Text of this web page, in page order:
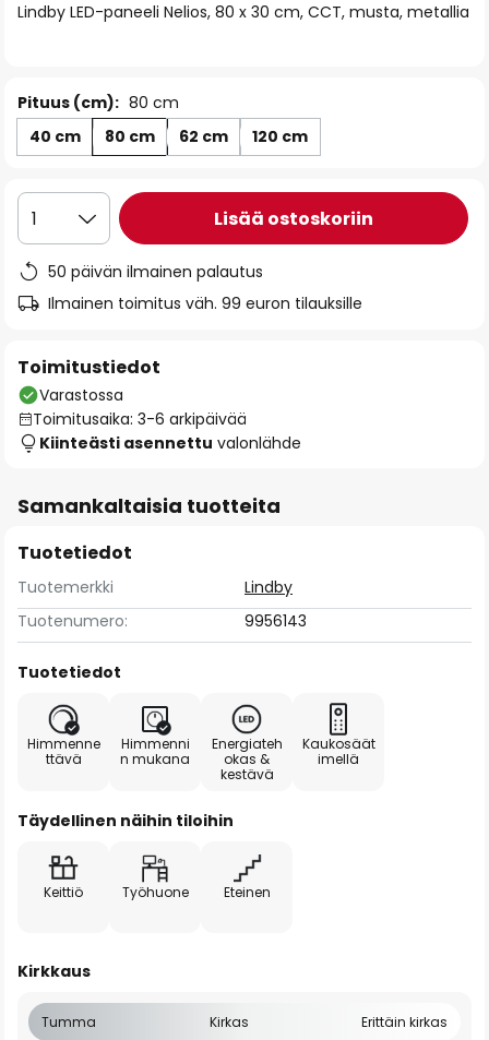
the
Lindby LED-paneeli Nelios, 80 x 30 cm, CCT, musta, metallia
Pituus (cm): 80 cm
40 cm
80 cm 62 cm 120 cm
1 Lisää ostoskoriin
50 päivän ilmainen palautus
Ilmainen toimitus väh. 99 euron tilauksille
Toimitustiedot
Varastossa
Toimitusaika: 3-6 arkipäivää
Kiinteästi asennettu valonlähde
Samankaltaisia tuotteita
Tuotetiedot
Tuotemerkki
Lindby
Tuotenumero:
9956143
Tuotetiedot
Himmenne
ttävä
Himmenni
n mukana
Energiateh
okas &
kestävä
Kaukosäät
imellä
Täydellinen näihin tiloihin
Keittiö Työhuone Eteinen
Kirkkaus
Tumma Kirkas Erittäin kirkas